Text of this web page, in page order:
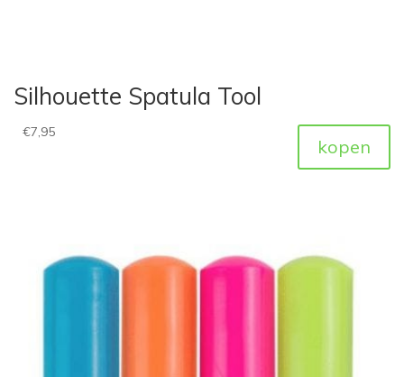
Silhouette Spatula Tool
€7,95
kopen